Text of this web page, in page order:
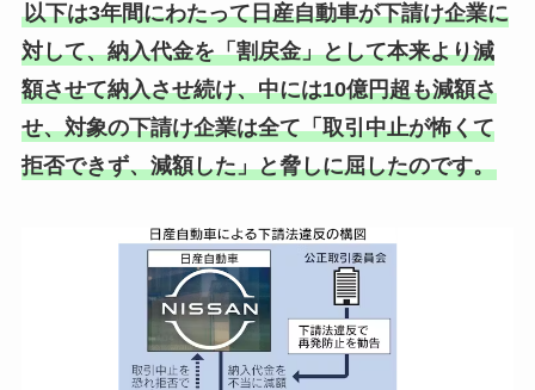
以下は3年間にわたって日産自動車が下請け企業に
対して、納入代金を「割戻金」として本来より減
額させて納入させ続け、中には10億円超も減額さ
せ、対象の下請け企業は全て「取引中止が怖くて
拒否できず、減額した」と脅しに屈したのです。